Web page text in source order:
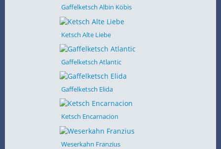
Gaffelketsch Albin Köbis
Ketsch Alte Liebe
Gaffelketsch Atlantic
Gaffelketsch Elida
Ketsch Encarnacion
Weserkahn Franzius